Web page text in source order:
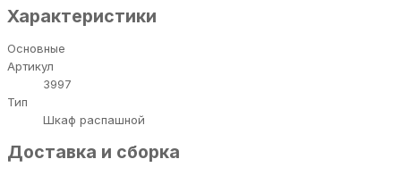
Характеристики
Основные
Артикул
3997
Тип
Шкаф распашной
Доставка и сборка